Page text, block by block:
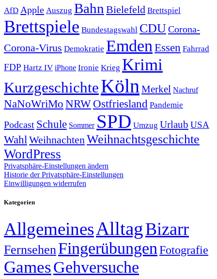
AfD Apple Auszug Bahn Bielefeld Brettspiel
Brettspiele Bundestagswahl CDUCorona-
Corona-Virus Demokratie Emden Essen Fahrrad
FDP Hartz IV iPhone Ironie Krieg Krimi
KurzgeschichteKölnMerkel Nachruf
NaNoWriMo NRWOstfriesland Pandemie
Podcast Schule Sommer SPD Umzug Urlaub USA
WahlWeihnachtenWeihnachtsgeschichte
WordPress
Privatsphäre-Einstellungen ändern
Historie der Privatsphäre-Einstellungen
Einwilligungen widerrufen
Kategorien
AllgemeinesAlltagBizarr
Fernsehen Fingerübungen Fotografie
GamesGehversuche